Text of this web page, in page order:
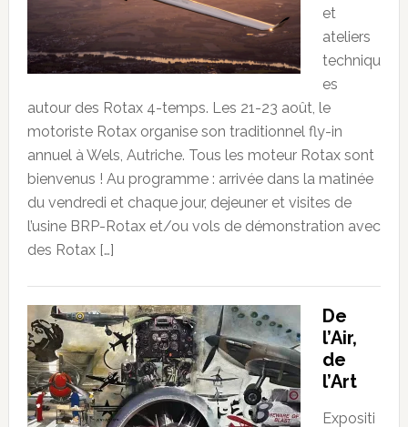
et
ateliers
techniqu
es
autour des Rotax 4-temps. Les 21-23 août, le
motoriste Rotax organise son traditionnel fly-in
annuel à Wels, Autriche. Tous les moteur Rotax sont
bienvenus ! Au programme : arrivée dans la matinée
du vendredi et chaque jour, dejeuner et visites de
l’usine BRP-Rotax et/ou vols de démonstration avec
des Rotax […]
De
l’Air,
de
l’Art
Expositi